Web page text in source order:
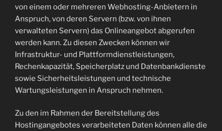
von einem oder mehreren Webhosting-Anbietern in
Anspruch, von deren Servern (bzw. von ihnen
verwalteten Servern) das Onlineangebot abgerufen
werden kann. Zu diesen Zwecken können wir
Infrastruktur- und Plattformdienstleistungen,
Rechenkapazität, Speicherplatz und Datenbankdienste
sowie Sicherheitsleistungen und technische
Wartungsleistungen in Anspruch nehmen.
Zu den im Rahmen der Bereitstellung des
Hostingangebotes verarbeiteten Daten können alle die